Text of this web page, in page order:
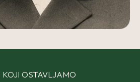
KOJI OSTAVLJAMO